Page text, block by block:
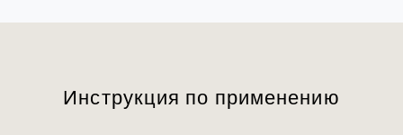
Инструкция по применению